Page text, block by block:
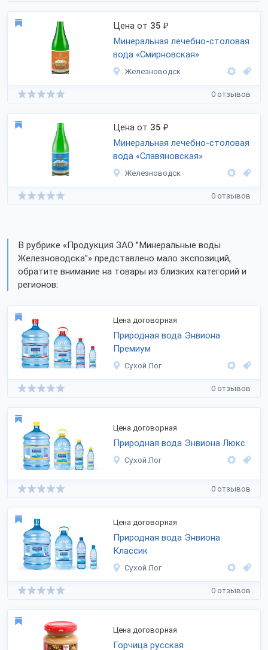
Цена от 35 ₽
Минеральная лечебно-столовая
вода «Смирновская»
Железноводск
0 отзывов
Цена от 35 ₽
Минеральная лечебно-столовая
вода «Славяновская»
Железноводск
0 отзывов
В рубрике «Продукция ЗАО "Минеральные воды
Железноводска"» представлено мало экспозиций,
обратите внимание на товары из близких категорий и
регионов:
Цена договорная
Природная вода Энвиона
Премиум
Сухой Лог
0 отзывов
Цена договорная
Природная вода Энвиона Люкс
Сухой Лог
0 отзывов
Цена договорная
Природная вода Энвиона
Классик
Сухой Лог
0 отзывов
Цена договорная
Горчица русская